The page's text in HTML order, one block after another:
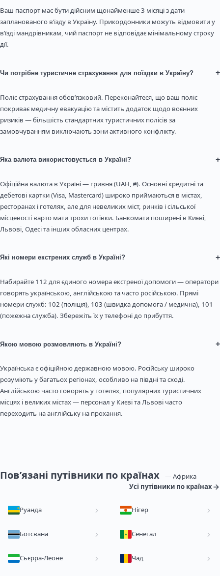
Ваш паспорт має бути дійсним щонайменше 3 місяці з дати
запланованого в’їзду в Україну. Прикордонники можуть відмовити у
в’їзді мандрівникам, чий паспорт не відповідає мінімальному строку
дії.
Чи потрібне туристичне страхування для поїздки в Україну? +
Поліс страхування обов’язковий. Переконайтеся, що ваш поліс
покриває медичну евакуацію та містить додаток щодо воєнних
ризиків — більшість стандартних туристичних полісів за
замовчуванням виключають зони активного конфлікту.
Яка валюта використовується в Україні? +
Офіційна валюта в Україні — гривня (UAH, ₴). Основні кредитні та
дебетові картки (Visa, Mastercard) широко приймаються в містах,
ресторанах і готелях, але для невеликих міст, ринків і сільської
місцевості варто мати трохи готівки. Банкомати поширені в Києві,
Львові, Одесі та інших обласних центрах.
Які номери екстрених служб в Україні? +
Набирайте 112 для єдиного номера екстреної допомоги — оператори
говорять українською, англійською та часто російською. Прямі
номери служб: 102 (поліція), 103 (швидка допомога / медична), 101
(пожежна служба). Збережіть їх у телефоні до прибуття.
Якою мовою розмовляють в Україні? +
Українська є офіційною державною мовою. Російську широко
розуміють у багатьох регіонах, особливо на півдні та сході.
Англійською часто говорять у готелях, популярних туристичних
місцях і великих містах — персонал у Києві та Львові часто
переходить на англійську на прохання.
Пов’язані путівники по країнах
— Африка
Усі путівники по країнах
Руанда Нігер
Ботсвана Сенегал
Сьєрра-Леоне Чад